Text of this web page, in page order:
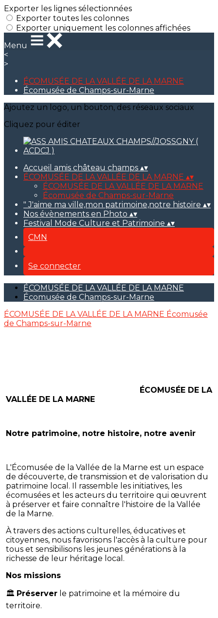
Exporter les lignes sélectionnées
Exporter toutes les colonnes
Exporter uniquement les colonnes affichées
Menu
<
>
ÉCOMUSÉE DE LA VALLÉE DE LA MARNE
Écomusée de Champs-sur-Marne
Ajoutez un logo, un bouton, des réseaux sociaux
Cliquez pour éditer
Accueil amis château champs ▴▾
ÉCOMUSÉE DE LA VALLÉE DE LA MARNE ▴▾
ÉCOMUSÉE DE LA VALLÉE DE LA MARNE
Écomusée de Champs-sur-Marne
" J'aime ma ville,mon patrimoine,notre histoire ▴▾
Nos évènements en Photo ▴▾
Festival Mode Culture et Patrimoine ▴▾
CMN
Se connecter
ÉCOMUSÉE DE LA VALLÉE DE LA MARNE
Écomusée de Champs-sur-Marne
ÉCOMUSÉE DE LA VALLÉE DE LA MARNE Écomusée
de Champs-sur-Marne
ÉCOMUSÉE DE LA
VALLÉE DE LA MARNE
Notre patrimoine, notre histoire, notre avenir
L'Écomusée de la Vallée de la Marne est un espace
de découverte, de transmission et de valorisation du
patrimoine local. Il rassemble les initiatives, les
écomusées et les acteurs du territoire qui œuvrent
à préserver et faire connaître l'histoire de la Vallée
de la Marne.
À travers des actions culturelles, éducatives et
citoyennes, nous favorisons l'accès à la culture pour
tous et sensibilisons les jeunes générations à la
richesse de leur héritage local.
Nos missions
🏛️ Préserver le patrimoine et la mémoire du
territoire.